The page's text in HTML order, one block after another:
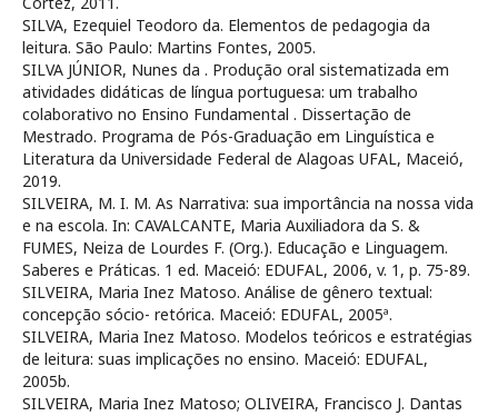
SILVA, Ezequiel Teodoro da. Elementos de pedagogia da
leitura. São Paulo: Martins Fontes, 2005.
SILVA JÚNIOR, Nunes da . Produção oral sistematizada em
atividades didáticas de língua portuguesa: um trabalho
colaborativo no Ensino Fundamental . Dissertação de
Mestrado. Programa de Pós-Graduação em Linguística e
Literatura da Universidade Federal de Alagoas UFAL, Maceió,
2019.
SILVEIRA, M. I. M. As Narrativa: sua importância na nossa vida
e na escola. In: CAVALCANTE, Maria Auxiliadora da S. &
FUMES, Neiza de Lourdes F. (Org.). Educação e Linguagem.
Saberes e Práticas. 1 ed. Maceió: EDUFAL, 2006, v. 1, p. 75-89.
SILVEIRA, Maria Inez Matoso. Análise de gênero textual:
concepção sócio- retórica. Maceió: EDUFAL, 2005ª.
SILVEIRA, Maria Inez Matoso. Modelos teóricos e estratégias
de leitura: suas implicações no ensino. Maceió: EDUFAL,
2005b.
SILVEIRA, Maria Inez Matoso; OLIVEIRA, Francisco J. Dantas